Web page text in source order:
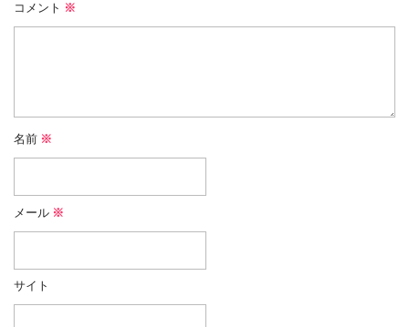
コメント ※
名前 ※
メール ※
サイト